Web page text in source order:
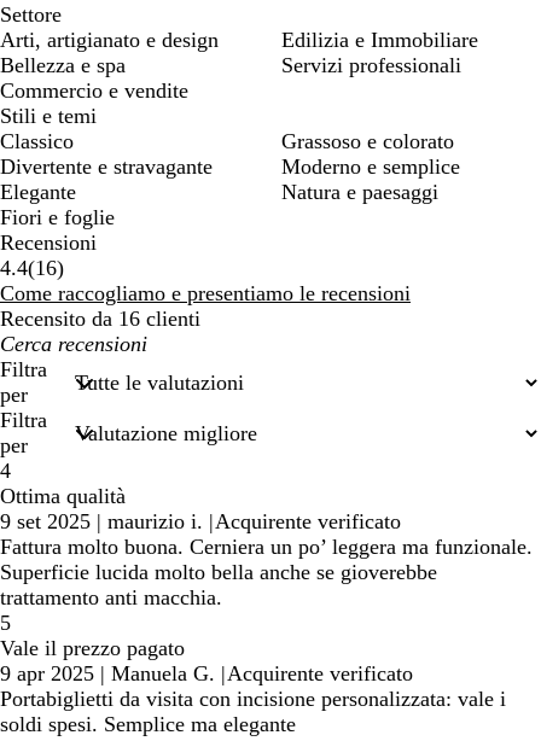
Settore
Arti, artigianato e design
Bellezza e spa
Commercio e vendite
Edilizia e Immobiliare
Servizi professionali
Stili e temi
Classico
Divertente e stravagante
Elegante
Fiori e foglie
Grassoso e colorato
Moderno e semplice
Natura e paesaggi
Recensioni
4.4(1616
recensioni
)
Come raccogliamo e presentiamo le recensioni
Recensito da 16 clienti
I
miei
termini
di
ricerca
Filtra
per
Filtra
per
4
Ottima qualità
9 set 2025 | maurizio i. |Acquirente verificato
Fattura molto buona. Cerniera un po’ leggera ma funzionale.
Superficie lucida molto bella anche se gioverebbe
trattamento anti macchia.
5
Vale il prezzo pagato
9 apr 2025 | Manuela G. |Acquirente verificato
Portabiglietti da visita con incisione personalizzata: vale i
soldi spesi. Semplice ma elegante